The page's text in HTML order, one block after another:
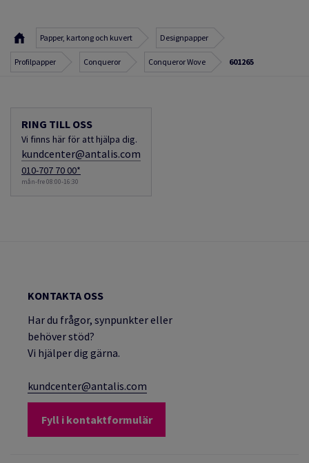
Papper, kartong och kuvert Designpapper
Profilpapper Conqueror Conqueror Wove 601265
RING TILL OSS
Vi finns här för att hjälpa dig.
kundcenter@antalis.com
010-707 70 00*
mån-fre 08:00-16:30
KONTAKTA OSS
Har du frågor, synpunkter eller
behöver stöd?
Vi hjälper dig gärna.
kundcenter@antalis.com
Fyll i kontaktformulär